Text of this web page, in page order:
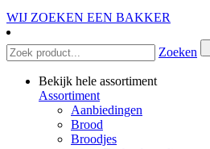
WIJ ZOEKEN EEN BAKKER
Zoeken
Bekijk hele assortiment
Assortiment
Aanbiedingen
Brood
Broodjes